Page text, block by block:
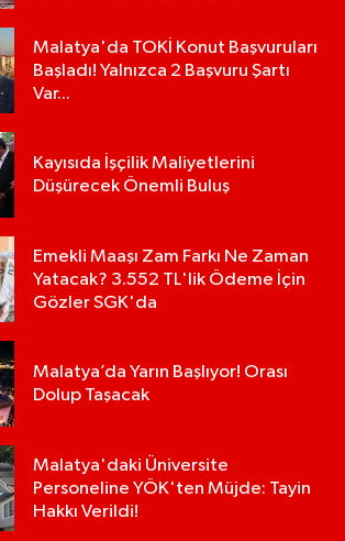
Malatya'da TOKİ Konut Başvuruları
Başladı! Yalnızca 2 Başvuru Şartı
Var...
Kayısıda İşçilik Maliyetlerini
Düşürecek Önemli Buluş
Emekli Maaşı Zam Farkı Ne Zaman
Yatacak? 3.552 TL'lik Ödeme İçin
Gözler SGK'da
Malatya’da Yarın Başlıyor! Orası
Dolup Taşacak
Malatya'daki Üniversite
Personeline YÖK'ten Müjde: Tayin
Hakkı Verildi!